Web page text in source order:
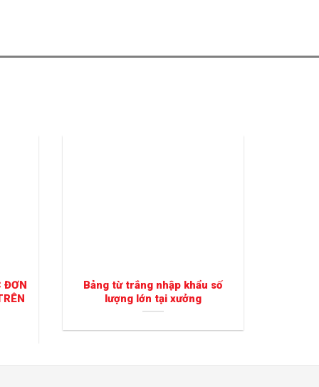
ĐƠN
Bảng từ trắng nhập khẩu số
lượng lớn tại xưởng